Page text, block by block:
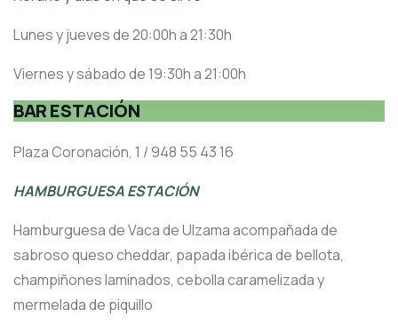
Lunes y jueves de 20:00h a 21:30h
Viernes y sábado de 19:30h a 21:00h
BAR ESTACIÓN
Plaza Coronación, 1 / 948 55 43 16
HAMBURGUESA ESTACIÓN
Hamburguesa de Vaca de Ulzama acompañada de
sabroso queso cheddar, papada ibérica de bellota,
champiñones laminados, cebolla caramelizada y
mermelada de piquillo